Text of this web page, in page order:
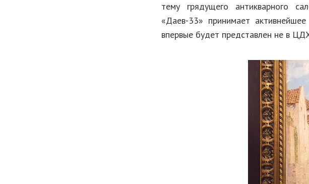
тему грядущего антикварного
«Даев-33» принимает
впервые будет представлен не в